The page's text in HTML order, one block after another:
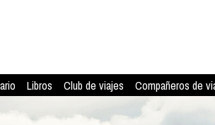
Libros Club de viajes Compañeros de